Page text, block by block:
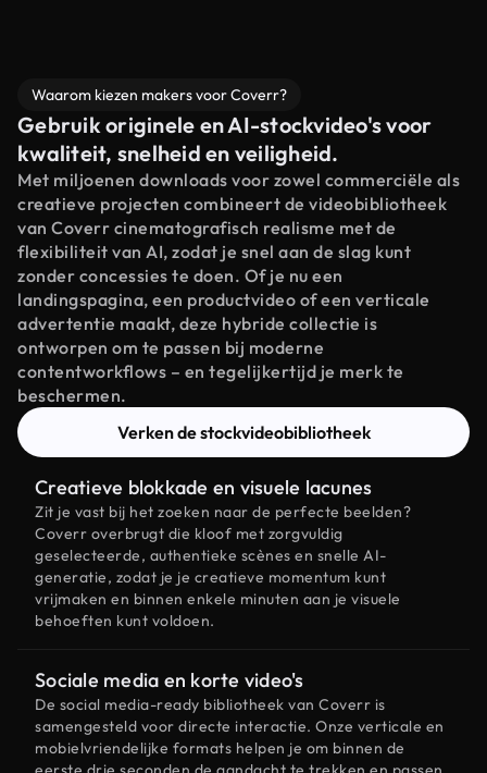
Waarom kiezen makers voor Coverr?
Gebruik originele en AI-stockvideo's voor
kwaliteit, snelheid en veiligheid.
Met miljoenen downloads voor zowel commerciële als
creatieve projecten combineert de videobibliotheek
van Coverr cinematografisch realisme met de
flexibiliteit van AI, zodat je snel aan de slag kunt
zonder concessies te doen. Of je nu een
landingspagina, een productvideo of een verticale
advertentie maakt, deze hybride collectie is
ontworpen om te passen bij moderne
contentworkflows – en tegelijkertijd je merk te
beschermen.
Verken de stockvideobibliotheek
Creatieve blokkade en visuele lacunes
Zit je vast bij het zoeken naar de perfecte beelden?
Coverr overbrugt die kloof met zorgvuldig
geselecteerde, authentieke scènes en snelle AI-
generatie, zodat je je creatieve momentum kunt
vrijmaken en binnen enkele minuten aan je visuele
behoeften kunt voldoen.
Sociale media en korte video's
De social media-ready bibliotheek van Coverr is
samengesteld voor directe interactie. Onze verticale en
mobielvriendelijke formats helpen je om binnen de